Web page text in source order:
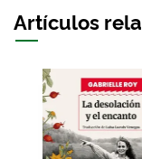
Artículos